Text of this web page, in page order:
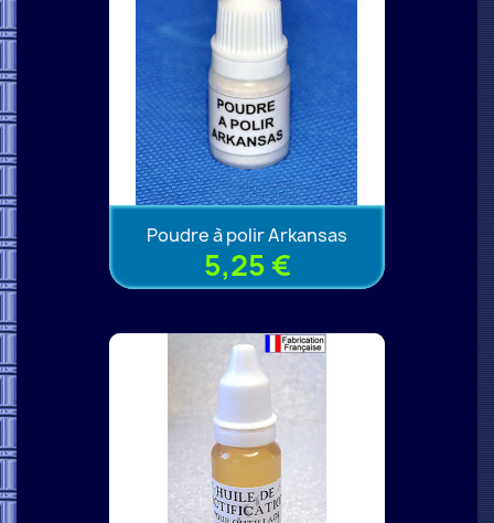
Poudre à polir Arkansas
5,25 €